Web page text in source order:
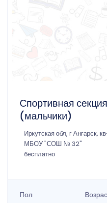
Спортивная
(мальчики)
Иркутская обл, г Ангарск,
МБОУ "СОШ № 32"
бесплатно
Пол